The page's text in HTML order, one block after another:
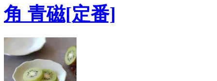
角 青磁[定番]